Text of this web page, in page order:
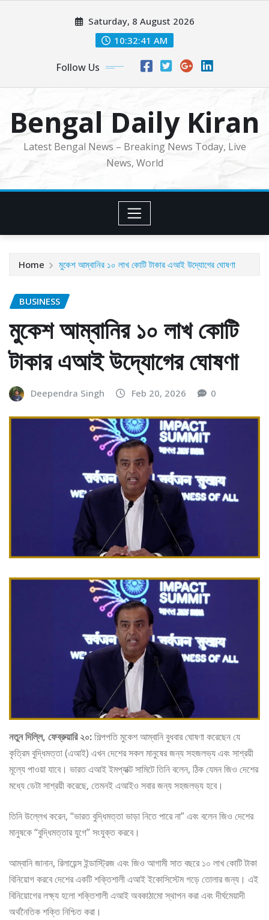
Saturday, 8 August 2026
10:32:43 AM
Follow Us
Bengal Daily Kiran
Latest Bengal News – Breaking News Today, Live
News, World
Home মুকেশ আম্বানির ১০ লাখ কোটি টাকার এআই উদ্যোগের ঘোষণা
BUSINESS
মুকেশ আম্বানির ১০ লাখ কোটি
টাকার এআই উদ্যোগের ঘোষণা
Deependra Singh Feb 20, 2026 0
নতুন দিল্লি, ফেব্রুয়ারি ২০:শিল্পপতি মুকেশ আম্বানি বুধবার ঘোষণা করেছেন যে
কৃত্রিম বুদ্ধিমত্তা (এআই) এখন দেশের সকল মানুষের জন্য সহজলভ্য এবং সাশ্রয়ী
মূল্যে পাওয়া যাবে। ভারত এআই ইমপ্যাক্ট সামিটে তিনি বলেন, ঠিক যেমন জিও দেশের
মধ্যে ডেটা সাশ্রয়ী করেছে, তেমনই এআইও সবার জন্য সহজলভ্য হবে।
তিনি উল্লেখ করেন, “ভারত বুদ্ধিমত্তা ভাড়া নিতে পারে না” এবং বলেন জিও দেশের
মানুষকে “বুদ্ধিমত্তার যুগে” সংযুক্ত করবে।
আম্বানি জানান, রিলায়েন্স ইন্ডাস্ট্রিজ এবং জিও আগামী সাত বছরে ১০ লাখ কোটি টাকা
বিনিয়োগ করবে দেশের একটি শক্তিশালী এআই ইকোসিস্টেম গড়ে তোলার জন্য। এই
বিনিয়োগের লক্ষ্য হলো শক্তিশালী এআই অবকাঠামো স্থাপন করা এবং দীর্ঘমেয়াদী
অর্থনৈতিক শক্তি নিশ্চিত করা।